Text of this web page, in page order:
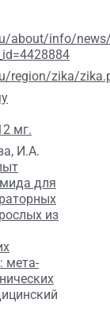
about/info/
region/zika/
мг.
И.А.
для
из
мета-